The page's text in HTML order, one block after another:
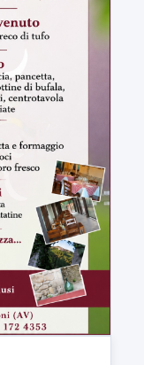
TUTTI I VIDEO
▶
parla
e nessuna